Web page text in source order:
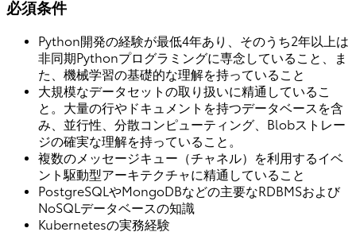
必須条件
Python開発の経験が最低4年あり、そのうち2年以上は
非同期Pythonプログラミングに専念していること、ま
た、機械学習の基礎的な理解を持っていること
大規模なデータセットの取り扱いに精通しているこ
と。大量の行やドキュメントを持つデータベースを含
み、並行性、分散コンピューティング、Blobストレー
ジの確実な理解を持っていること。
複数のメッセージキュー（チャネル）を利用するイベ
ント駆動型アーキテクチャに精通していること
PostgreSQLやMongoDBなどの主要なRDBMSおよび
NoSQLデータベースの知識
Kubernetesの実務経験